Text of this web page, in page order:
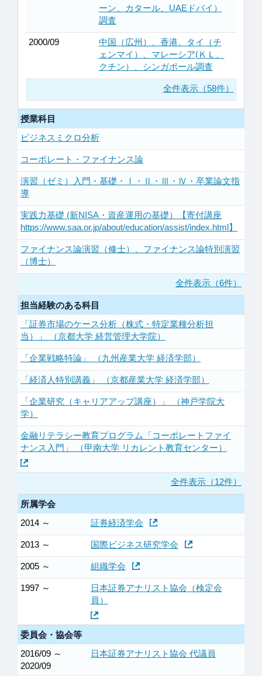
ーン、カタール、UAEドバイ）
調査
2000/09
中国（広州）、香港、タイ（チ
ェンマイ）、マレーシア(ＫＬ、
クチン）、シンガポール調査
全件表示（58件）
授業科目
ビジネスミクロ分析
コーポレート・ファイナンス論
演習（ゼミ）入門・基礎・Ⅰ・Ⅱ・Ⅲ・Ⅳ・卒業論文指
導
実践力基礎 (新NISA・資産運用の基礎）【寄付講座
https://www.saa.or.jp/about/education/assist/index.html】
ファイナンス論演習（修士）、ファイナンス論特別演習
（博士）
全件表示（6件）
担当経験のある科目
「証券市場のケース分析（株式・特定業種分析担
当）」 （京都大学 経営管理大学院）
「企業戦略特論」 （九州産業大学 経済学部）
「経済人特別講義」 （京都産業大学 経済学部）
「企業研究（キャリアアップ講座）」 （神戸学院大
学）
金融リテラシー教育プログラム「コーポレートファイ
ナンス入門」 （甲南大学 リカレント教育センター）
全件表示（12件）
所属学会
2014 ～
証券経済学会
2013 ～ 国際ビジネス研究学会
2005 ～ 組織学会
1997 ～
日本証券アナリスト協会（検定会
員）
委員会・協会等
2016/09 ～
2020/09
日本証券アナリスト協会 代議員